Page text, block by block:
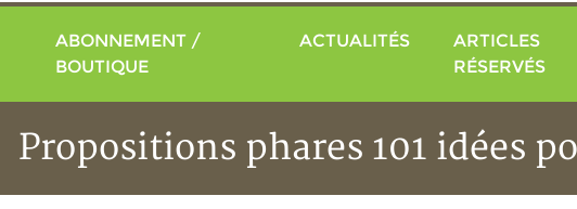
ABONNEMENT /
BOUTIQUE
ACTUALITÉS
ARTICLES
RÉSERVÉS
Propositions phares 101 idées